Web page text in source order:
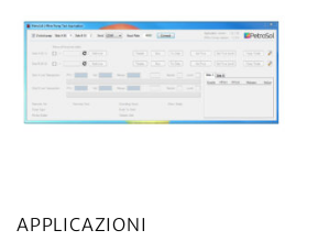
APPLICAZIONI